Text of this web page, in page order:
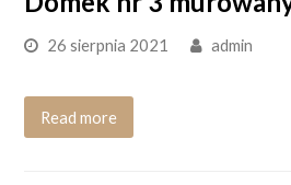
26 sierpnia 2021 admin
Read more